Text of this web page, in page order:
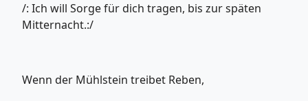
/: Ich will Sorge für dich tragen, bis zur späten
Mitternacht.:/
Wenn der Mühlstein treibet Reben,